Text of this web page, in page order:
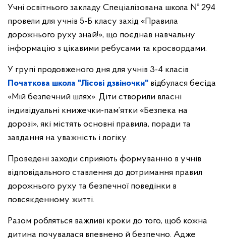
Учні освітнього закладу Спеціалізована школа № 294
провели для учнів 5-Б класу захід «Правила
дорожнього руху знай!», що поєднав навчальну
інформацію з цікавими ребусами та кросвордами.
У групі продовженого дня для учнів 3-4 класів
Початкова школа "Лісові дзвіночки" відбулася бесіда
«Мій безпечний шлях». Діти створили власні
індивідуальні книжечки-пам’ятки «Безпека на
дорозі», які містять основні правила, поради та
завдання на уважність і логіку.
Проведені заходи сприяють формуванню в учнів
відповідального ставлення до дотримання правил
дорожнього руху та безпечної поведінки в
повсякденному житті.
Разом робляться важливі кроки до того, щоб кожна
дитина почувалася впевнено й безпечно. Адже